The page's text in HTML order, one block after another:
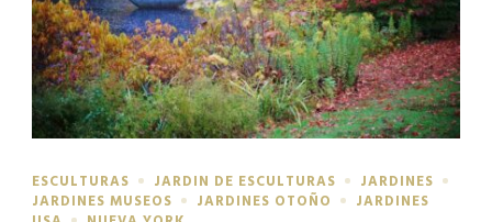
ESCULTURAS JARDIN DE ESCULTURAS
JARDINES
JARDINES MUSEOS
JARDINES OTOÑO
JARDINES